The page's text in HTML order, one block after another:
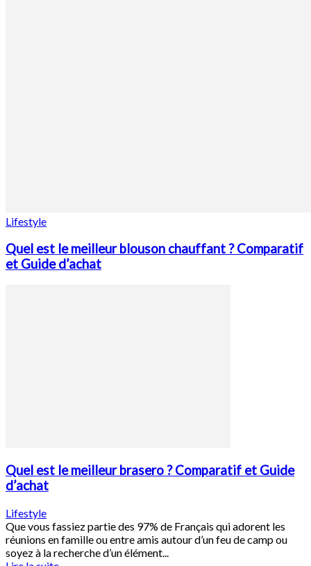
Lifestyle
Quel est le meilleur blouson chauffant ? Comparatif
et Guide d’achat
Quel est le meilleur brasero ? Comparatif et Guide
d’achat
Lifestyle
Que vous fassiez partie des 97% de Français qui adorent les
réunions en famille ou entre amis autour d’un feu de camp ou
soyez à la recherche d’un élément...